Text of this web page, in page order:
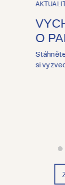
AKTUALITY
O
Stáhněte si
si vyzvedněte